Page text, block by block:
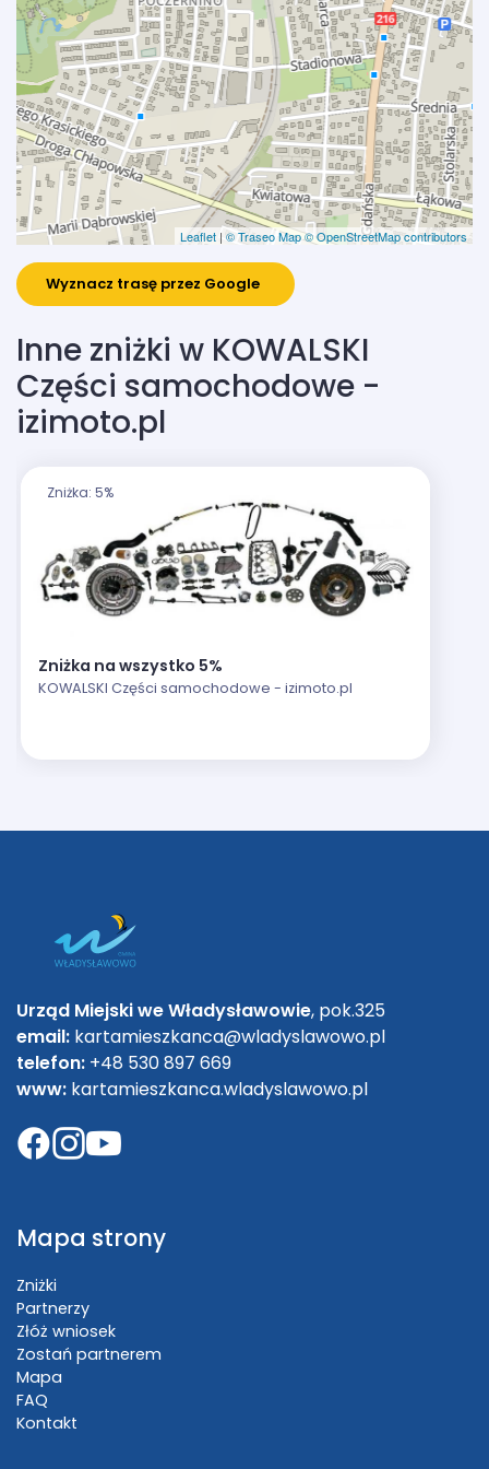
Leaflet | © Traseo Map© OpenStreetMap contributors
Wyznacz trasę przez Google
Inne zniżki w KOWALSKI
Części samochodowe -
izimoto.pl
Zniżka: 5%
Zniżka na wszystko 5%
KOWALSKI Części samochodowe - izimoto.pl
Urząd Miejski we Władysławowie, pok.325
email: kartamieszkanca@wladyslawowo.pl
telefon: +48 530 897 669
www: kartamieszkanca.wladyslawowo.pl
Mapa strony
Zniżki
Partnerzy
Złóż wniosek
Zostań partnerem
Mapa
FAQ
Kontakt